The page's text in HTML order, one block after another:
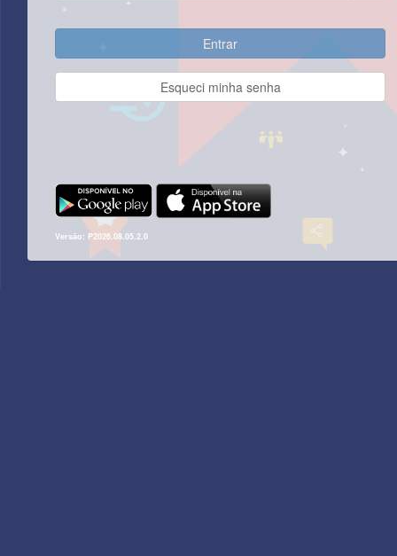
Esqueci minha senha
Versão: P2026.08.05.2.0